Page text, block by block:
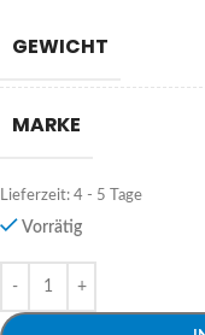
GEWICHT
MARKE
Lieferzeit: 4 - 5 Tage
Vorrätig
Alternative: